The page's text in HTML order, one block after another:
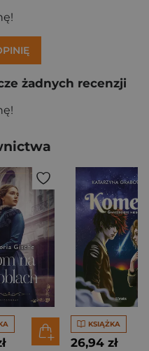
żadnych recenzji
KSIĄŻKA
26,94 zł